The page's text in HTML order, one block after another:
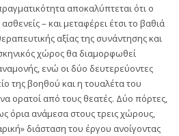
αποκαλύπτεται ότι ο
– και μεταφέρει έτσι το βαθιά
αξίας της συνάντησης και
χώρος θα διαμορφωθεί
ενώ οι δύο δευτερεύοντες
της βοηθού και η τουαλέτα του
ορατοί από τους θεατές. Δύο πόρτες,
όρια ανάμεσα στους τρεις χώρους,
διάσταση του έργου ανοίγοντας